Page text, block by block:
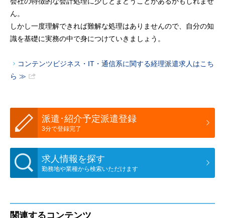
ん。
しかし一度理解できれば難解な処理はありませんので、自分の知
識を基礎に実務の中で身につけていきましょう。
コンテンツビジネス・IT・通信系に関する経理派遣求人はこち
ら ≫
派遣･紹介予定派遣登録
3分で登録完了
求人情報を探す
勤務地や業種から検索いただけます
関連するコンテンツ